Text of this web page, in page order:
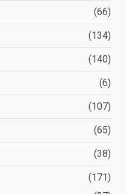
(66)
(134)
(140)
(6)
(107)
(65)
(38)
(171)